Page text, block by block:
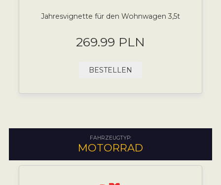
Jahresvignette für den Wohnwagen 3,5t
269.99 PLN
BESTELLEN
FAHRZEUGTYP:
MOTORRAD